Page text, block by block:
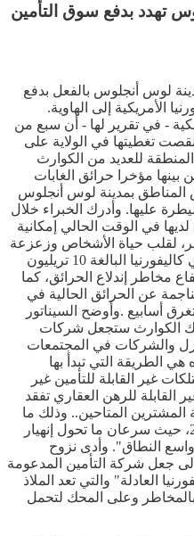
تهدد بدفع سوق التأمين
لوس أنجلوس بالفعل بدفع
الأمريكية إلى الهاوية.
- في تقرير لها - أن سبع من
أنقصت تغطيتها في الولاية على
للعديد من الكوارث
بينها مؤخرا حرائق الغابات
المناطق بمدينة لوس أنجلوس
عليها. وأدرك الخبراء خلال
في الوقت الحالي إمكانية
لقلب حياة الأشخاص وزعزعة
إستقرار سوق العقارات السكنية في كاليفورنيا البالغة 10 تريليون
مخاطر إندلاع الحرائق، كما
عن الحرائق الحالية في
أسابيع .وأوضح السيناتور
الكوارث ستجعل شركات
والشركات في المجتمعات
الطريقة التي تبدأ بها
غير القابلة للتأمين غير
القابلة للرهن العقاري تفقد
المتاحين.. وذلك ما
رأينا مع الأزمة المالية في عام 2008، حيث سرعان ما تحول إنهيار
واسع النطاق". وأدى نزوح
جعل شركة التأمين المدعومة
العادلة" والتي تعد الملاذ
وعلى المحك لتحمل